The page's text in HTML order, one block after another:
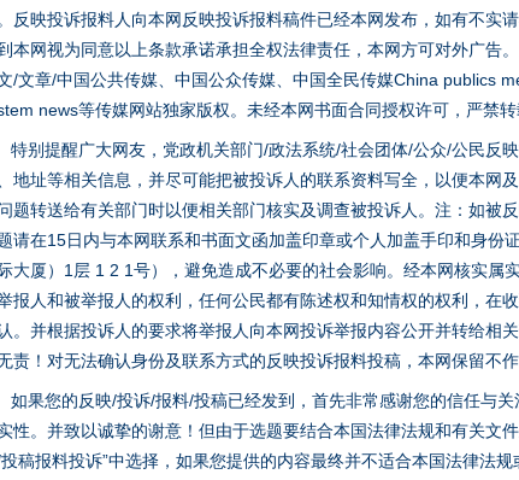
反映投诉报料人向本网反映投诉报料稿件已经本网发布，如有不实
本网视为同意以上条款承诺承担全权法律责任，本网方可对外广告
/文章/中国公共传媒、中国公众传媒、中国全民传媒China publics
news等传媒网站独家版权。未经本网书面合同授权许可，严禁
特别提醒广大网友，党政机关部门/政法系统/社会团体/公众/公民反
地址等相关信息，并尽可能把被投诉人的联系资料写全，以便本网
题转送给有关部门时以便相关部门核实及调查被投诉人。注：如被
请在15日内与本网联系和书面文函加盖印章或个人加盖手印和身
大厦）1层 1 2 1号），避免造成不必要的社会影响。经本网核实
报人和被举报人的权利，任何公民都有陈述权和知情权的权利，在
。并根据投诉人的要求将举报人向本网投诉举报内容公开并转给相
责！对无法确认身份及联系方式的反映投诉报料投稿，本网保留不
如果您的反映/投诉/报料/投稿已经发到，首先非常感谢您的信任与
性。并致以诚挚的谢意！但由于选题要结合本国法律法规和有关文
投稿报料投诉”中选择，如果您提供的内容最终并不适合本国法律法